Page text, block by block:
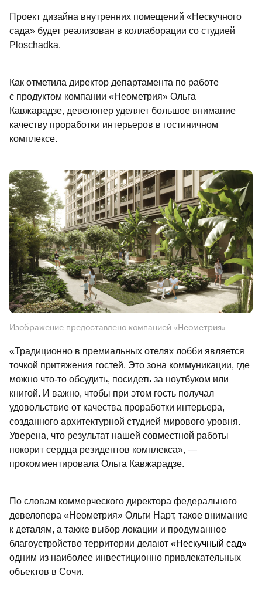
Проект дизайна внутренних помещений «Нескучного
сада» будет реализован в коллаборации со студией
Ploschadka.
Как отметила директор департамента по работе
с продуктом компании «Неометрия» Ольга
Кавжарадзе, девелопер уделяет большое внимание
качеству проработки интерьеров в гостиничном
комплексе.
Изображение предоставлено компанией «Неометрия»
«Традиционно в премиальных отелях лобби является
точкой притяжения гостей. Это зона коммуникации, где
можно что-то обсудить, посидеть за ноутбуком или
книгой. И важно, чтобы при этом гость получал
удовольствие от качества проработки интерьера,
созданного архитектурной студией мирового уровня.
Уверена, что результат нашей совместной работы
покорит сердца резидентов комплекса», —
прокомментировала Ольга Кавжарадзе.
По словам коммерческого директора федерального
девелопера «Неометрия» Ольги Нарт, такое внимание
к деталям, а также выбор локации и продуманное
благоустройство территории делают «Нескучный сад»
одним из наиболее инвестиционно привлекательных
объектов в Сочи.